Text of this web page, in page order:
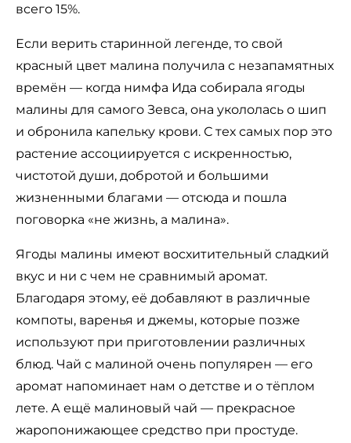
всего 15%.
Если верить старинной легенде, то свой
красный цвет малина получила с незапамятных
времён — когда нимфа Ида собирала ягоды
малины для самого Зевса, она укололась о шип
и обронила капельку крови. С тех самых пор это
растение ассоциируется с искренностью,
чистотой души, добротой и большими
жизненными благами — отсюда и пошла
поговорка «не жизнь, а малина».
Ягоды малины имеют восхитительный сладкий
вкус и ни с чем не сравнимый аромат.
Благодаря этому, её добавляют в различные
компоты, варенья и джемы, которые позже
используют при приготовлении различных
блюд. Чай с малиной очень популярен — его
аромат напоминает нам о детстве и о тёплом
лете. А ещё малиновый чай — прекрасное
жаропонижающее средство при простуде.